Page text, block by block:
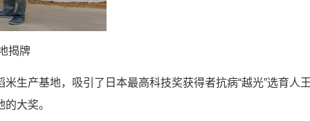
揭牌
生产基地，吸引了日本最高科技奖获得者抗病“越光”选育人
大奖。